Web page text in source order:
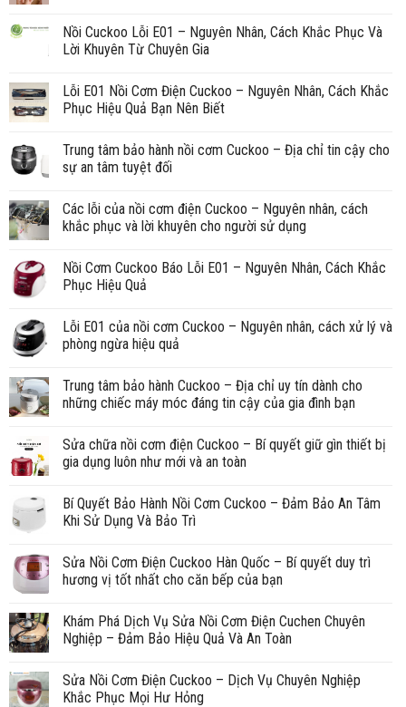
Nồi Cuckoo Lỗi E01 – Nguyên Nhân, Cách Khắc Phục Và
Lời Khuyên Từ Chuyên Gia
Lỗi E01 Nồi Cơm Điện Cuckoo – Nguyên Nhân, Cách Khắc
Phục Hiệu Quả Bạn Nên Biết
Trung tâm bảo hành nồi cơm Cuckoo – Địa chỉ tin cậy cho
sự an tâm tuyệt đối
Các lỗi của nồi cơm điện Cuckoo – Nguyên nhân, cách
khắc phục và lời khuyên cho người sử dụng
Nồi Cơm Cuckoo Báo Lỗi E01 – Nguyên Nhân, Cách Khắc
Phục Hiệu Quả
Lỗi E01 của nồi cơm Cuckoo – Nguyên nhân, cách xử lý và
phòng ngừa hiệu quả
Trung tâm bảo hành Cuckoo – Địa chỉ uy tín dành cho
những chiếc máy móc đáng tin cậy của gia đình bạn
Sửa chữa nồi cơm điện Cuckoo – Bí quyết giữ gìn thiết bị
gia dụng luôn như mới và an toàn
Bí Quyết Bảo Hành Nồi Cơm Cuckoo – Đảm Bảo An Tâm
Khi Sử Dụng Và Bảo Trì
Sửa Nồi Cơm Điện Cuckoo Hàn Quốc – Bí quyết duy trì
hương vị tốt nhất cho căn bếp của bạn
Khám Phá Dịch Vụ Sửa Nồi Cơm Điện Cuchen Chuyên
Nghiệp – Đảm Bảo Hiệu Quả Và An Toàn
Sửa Nồi Cơm Điện Cuckoo – Dịch Vụ Chuyên Nghiệp
Khắc Phục Mọi Hư Hỏng